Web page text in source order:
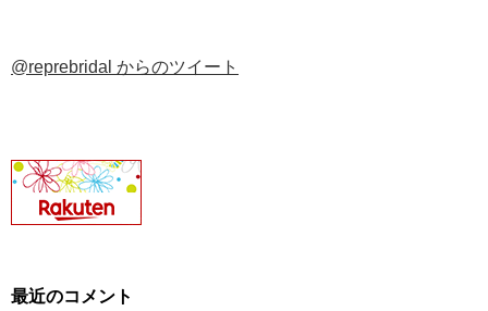
@reprebridal からのツイート
最近のコメント